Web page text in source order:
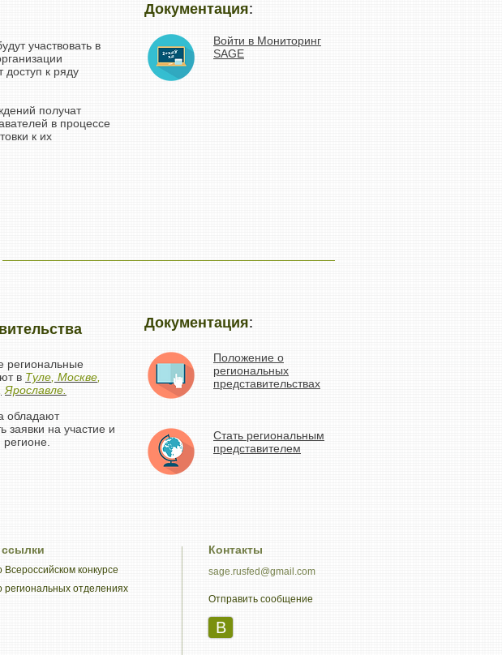
участвовать в
доступ к ряду
получат
в процессе
к их
Документация:
Войти в Мониторинг
SAGE
в Туле Москве
Ярославле.
обладают
на участие и
Документация:
Положение о
региональных
представительствах
Стать региональным
представителем
конкурсе
региональных отделениях
Контакты
sage.rusfed@gmail.com
Отправить сообщение
B